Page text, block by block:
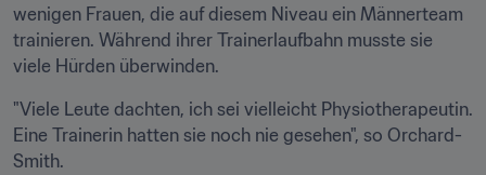
wenigen Frauen, die auf diesem Niveau ein Männerteam
trainieren. Während ihrer Trainerlaufbahn musste sie
viele Hürden überwinden.
"Viele Leute dachten, ich sei vielleicht Physiotherapeutin.
Eine Trainerin hatten sie noch nie gesehen", so Orchard-
Smith.